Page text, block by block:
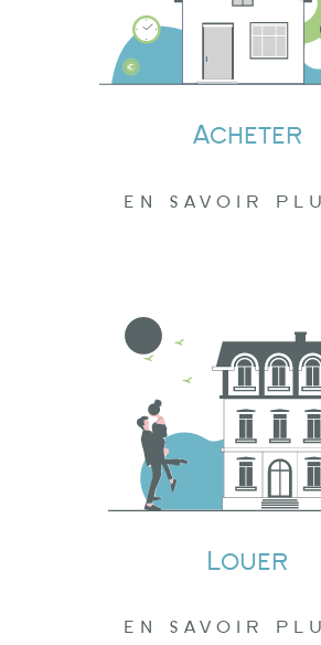
Si vous avez un projet immobilier à
ou Lamure-sur-Azergues
toute demande d'information ou
Chez Logidéal, nous sommes là
accompagner dans la réalisation de
projets immobiliers. En nous
faites le choix de la qualité, de la
de l'engagement. Nous sommes
immobilier de confiance dans
Acheter
EN SAVOIR
Louer
EN SAVOIR